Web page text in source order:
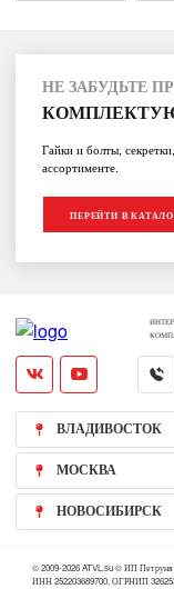
НЕ ЗАБУДЬТЕ
Гайки и болты,
ассортименте.
ПЕРЕЙТИ В
ВЛАДИВОСТОК
МОСКВА
НОВОСИБИРСК
© 2009-2026 ATVL.su © ИП Петруня
ИНН 252203689700, ОГРНИП